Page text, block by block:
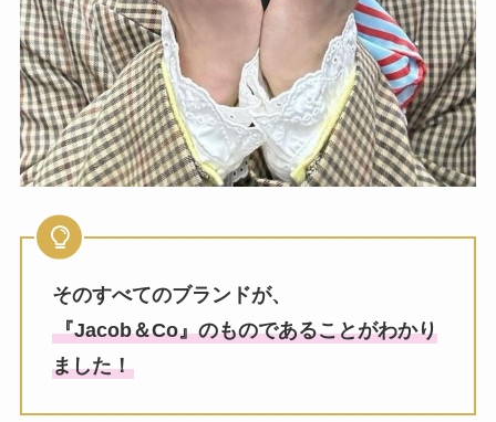
そのすべてのブランドが、
『Jacob＆Co』のものであることがわかり
ました！